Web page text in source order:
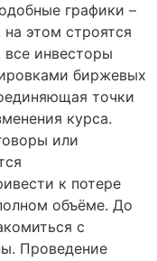
графики –
этом строятся
инвесторы
биржевых
точки
курса.
или
к потере
объёме. До
с
Проведение